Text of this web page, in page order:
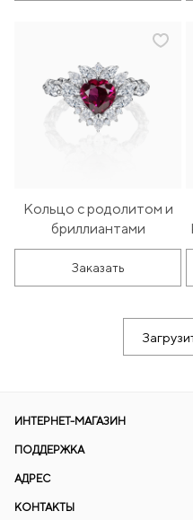
Кольцо с родолитом и
бриллиантами
Заказать
ИНТЕРНЕТ-МАГАЗИН
ПОДДЕРЖКА
АДРЕС
КОНТАКТЫ